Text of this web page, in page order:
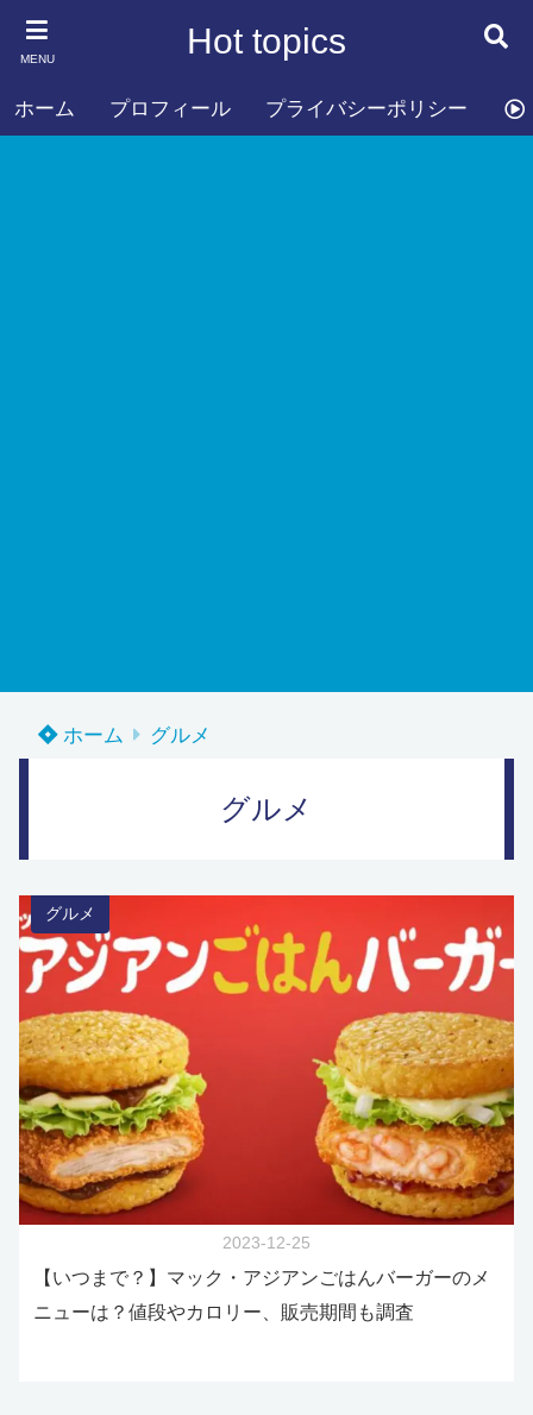
MENU Hot topics
ホーム プロフィール プライバシーポリシー お
ホーム グルメ
グルメ
グルメ
2023-12-25
【いつまで？】マック・アジアンごはんバーガーのメ
ニューは？値段やカロリー、販売期間も調査